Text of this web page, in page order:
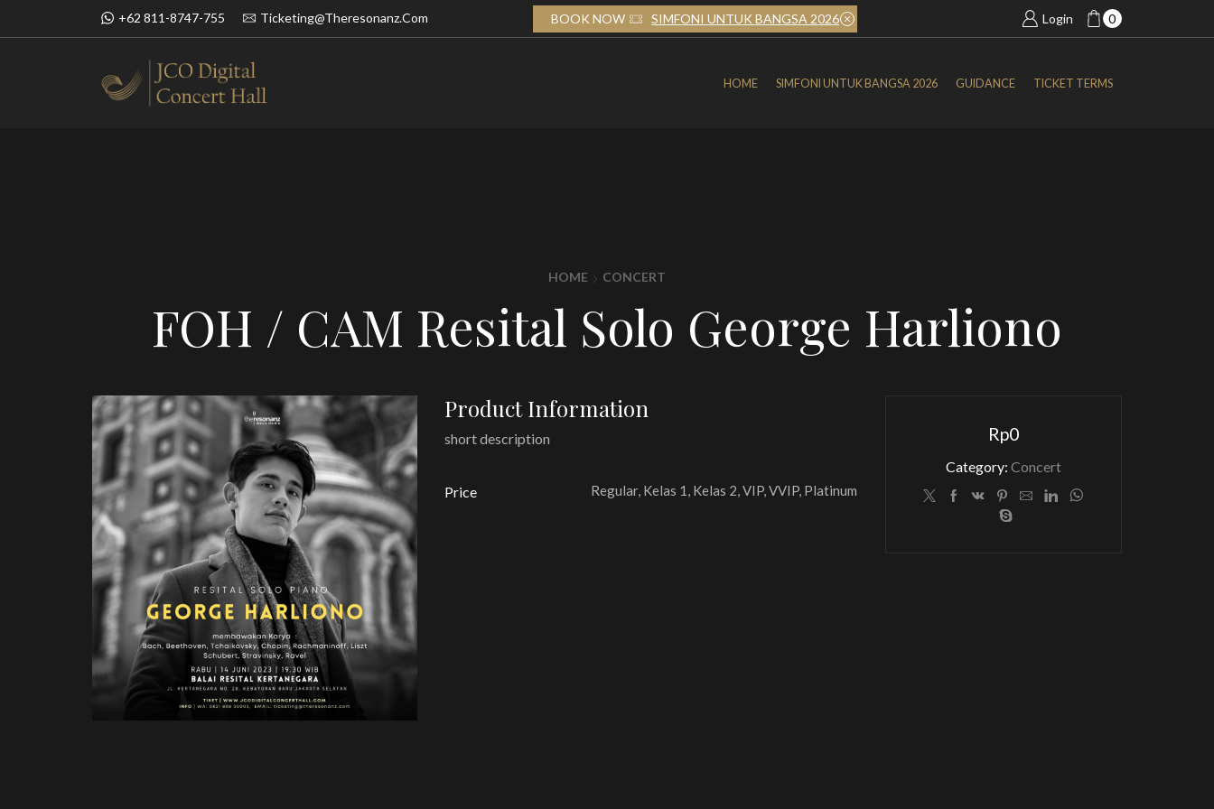
+62 811-8747-755 Ticketing@theresonanz.com
BOOK NOW SIMFONI UNTUK BANGSA 2026 BOOK NOW SIMFONI UNTUK BANGSA 2026 SIMFONI UNTUK BANGSA 2026
Login 0
HOME SIMFONI UNTUK BANGSA 2026 GUIDANCE TICKET TERMS
HOME CONCERT
FOH / CAM Resital Solo George Harliono
Rp0
Category: Concert
Product Information
short description
Price Regular, Kelas 1, Kelas 2, VIP, VVIP, Platinum